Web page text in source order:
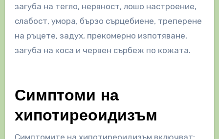
загуба на тегло, нервност, лошо настроение,
слабост, умора, бързо сърцебиене, треперене
на ръцете, задух, прекомерно изпотяване,
загуба на коса и червен сърбеж по кожата.
Симптоми на
хипотиреоидизъм